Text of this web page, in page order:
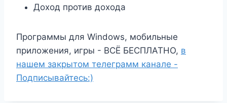
Доход против дохода
Программы для Windows, мобильные
приложения, игры - ВСЁ БЕСПЛАТНО, в
нашем закрытом телеграмм канале -
Подписывайтесь:)